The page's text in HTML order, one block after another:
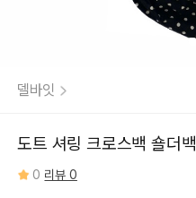
델바잇
도트 셔링 크로스백 숄더백
0 리뷰 0